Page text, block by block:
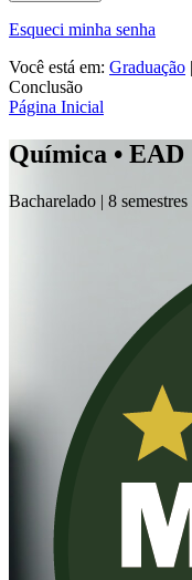
Esqueci minha senha
Você está em: Graduação |
Conclusão
Página Inicial
Química • EAD
Bacharelado | 8